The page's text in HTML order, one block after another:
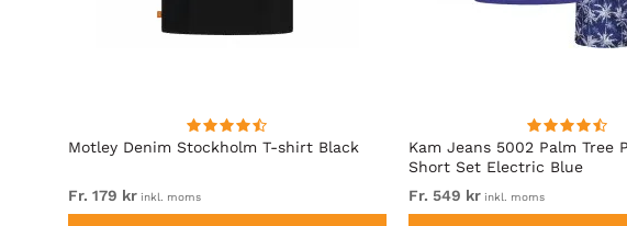
Motley Denim Stockholm T-shirt Black
Fr. 179 kr inkl. moms
Kam Jeans 5002 Palm Tree
Short Set Electric Blue
Fr. 549 kr inkl. moms